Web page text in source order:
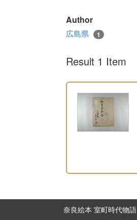
Author
広島県 1
Result 1 Item
奈良絵本 室町時代物語